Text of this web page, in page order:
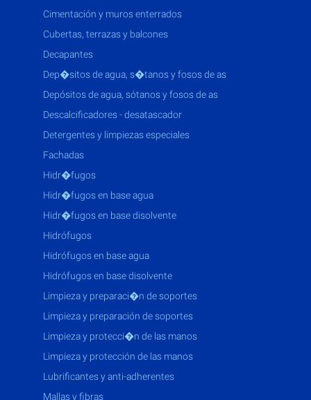
cimentación y muros enterrados
cubertas, terrazas y balcones
decapantes
dep�sitos de agua, s�tanos y fosos de as
depósitos de agua, sótanos y fosos de as
descalcificadores - desatascador
detergentes y limpiezas especiales
fachadas
hidr�fugos
hidr�fugos en base agua
hidr�fugos en base disolvente
hidrófugos
hidrófugos en base agua
hidrófugos en base disolvente
limpieza y preparaci�n de soportes
limpieza y preparación de soportes
limpieza y protecci�n de las manos
limpieza y protección de las manos
lubrificantes y anti-adherentes
mallas y fibras